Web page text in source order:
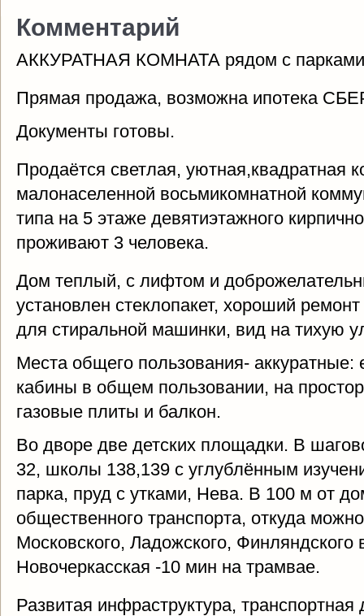
Комментарий
АККУРАТНАЯ КОМНАТА рядом с
Прямая продажа, возможна ипотека
Документы готовы.
Продаётся светлая, уютная,квадратная
малонаселенной восьмикомнатной
типа на 5 этаже девятиэтажного
проживают 3 человека.
Дом теплый, с лифтом и
установлен стеклопакет, хороший
для стиральной машинки, вид на тихую
Места общего пользования-
кабины в общем пользовании, на
газовые плиты и балкон.
Во дворе две детских площадки. В
32, школы 138,139 с углублённым
парка, пруд с утками, Нева. В 100 м от
общественного транспорта, откуда
Московского, Ладожского, Финляндского
Новочеркасская -10 мин на трамвае.
Развитая инфраструктура, транспортная